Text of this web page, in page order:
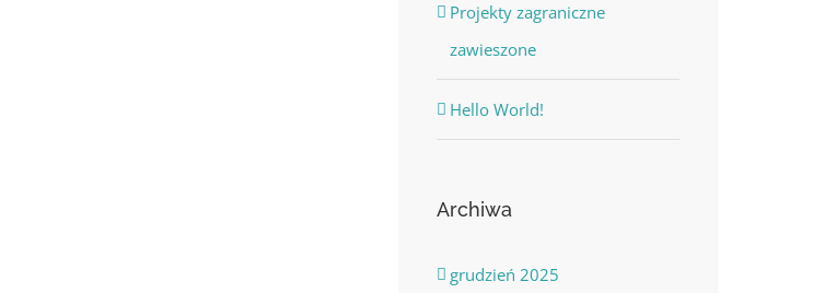
Projekty zagraniczne
zawieszone
Hello World!
Archiwa
grudzień 2025